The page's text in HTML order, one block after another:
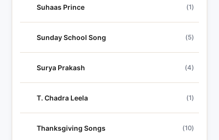
Suhaas Prince (1)
Sunday School Song (5)
Surya Prakash (4)
T. Chadra Leela (1)
Thanksgiving Songs (10)